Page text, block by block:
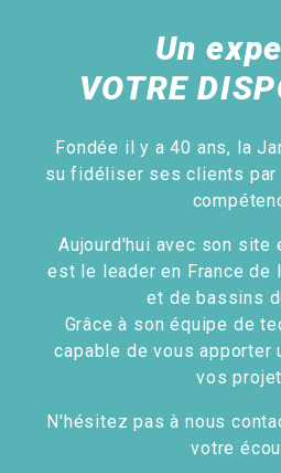
Un
VOTRE
Fondée il y a 40 ans, la
su fidéliser ses clients
Aujourd'hui avec son site
est le leader en France de
et de bassins
Grâce à son équipe de
capable de vous apporter
vos
N'hésitez pas à nous
votre